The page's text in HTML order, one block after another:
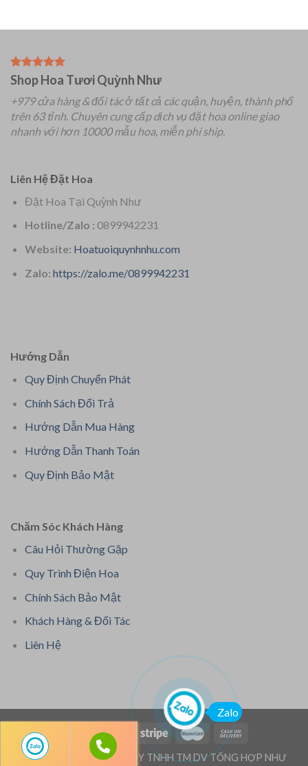
Shop Hoa Tươi Quỳnh Như
+979 cửa hàng & đối tác ở tất cả các quận, huyện, thành phố
trên 63 tỉnh. Chuyên cung cấp dịch vụ đặt hoa online giao
nhanh với hơn 10000 mẫu hoa, miễn phí ship.
Liên Hệ Đặt Hoa
Đặt Hoa Tại Quỳnh Như
Hotline/Zalo : 0899942231
Website: Hoatuoiquynhnhu.com
Zalo: https://zalo.me/0899942231
Hướng Dẫn
Quy Định Chuyển Phát
Chính Sách Đổi Trả
Hướng Dẫn Mua Hàng
Hướng Dẫn Thanh Toán
Quy Định Bảo Mật
Chăm Sóc Khách Hàng
Câu Hỏi Thường Gặp
Quy Trình Điện Hoa
Chính Sách Bảo Mật
Khách Hàng & Đối Tác
Liên Hệ
Bản quyền thuộc: CÔNG TY TNHH TM DV TỔNG HỢP NHƯ
Zalo